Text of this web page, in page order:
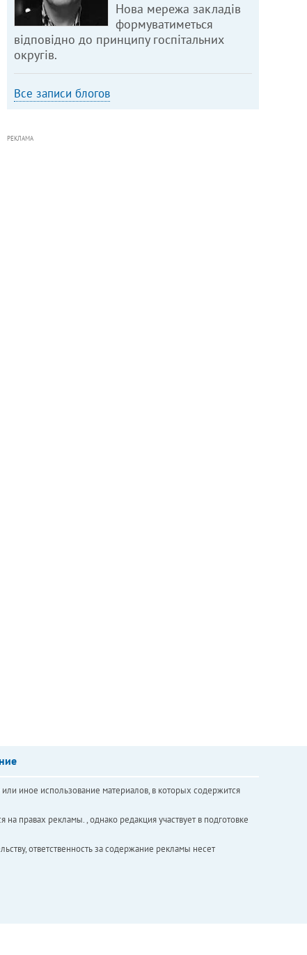
Нова мережа закладів
формуватиметься
відповідно до принципу госпітальних
округів.
Все записи блогов
РЕКЛАМА
иное использование материалов, в которых содержится
правах рекламы. , однако редакция участвует в подготовке
ответственность за содержание рекламы несет